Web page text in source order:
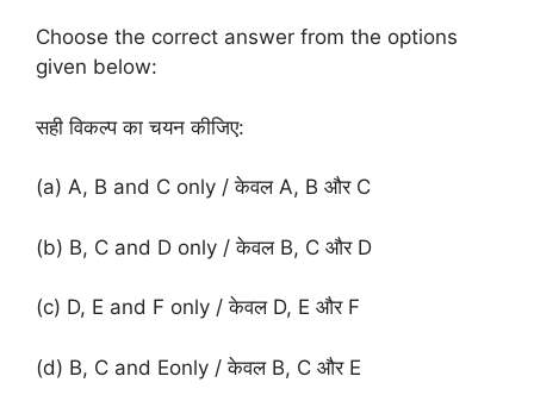
Choose the correct answer from the options
given below:
सही विकल्प का चयन कीजिए:
(a) A, B and C only / केवल A, B और C
(b) B, C and D only / केवल B, C और D
(c) D, E and F only / केवल D, E और F
(d) B, C and Eonly / केवल B, C और E